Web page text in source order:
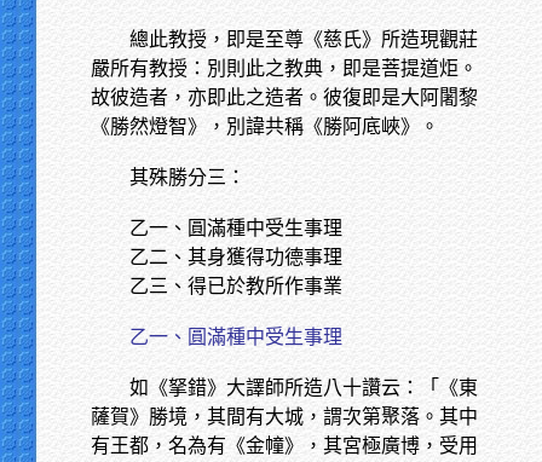
總此教授，即是至尊《慈氏》所造現觀莊
嚴所有教授：別則此之教典，即是菩提道炬。
故彼造者，亦即此之造者。彼復即是大阿闍黎
《勝然燈智》，別諱共稱《勝阿底峽》。
其殊勝分三：
乙一、圓滿種中受生事理
乙二、其身獲得功德事理
乙三、得已於教所作事業
乙一、圓滿種中受生事理
如《拏錯》大譯師所造八十讚云：「《東
薩賀》勝境，其間有大城，謂次第聚落。其中
有王都，名為有《金幢》，其宮極廣博，受用